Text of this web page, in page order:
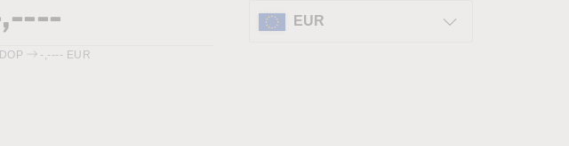
EUR
DOP -,---- EUR